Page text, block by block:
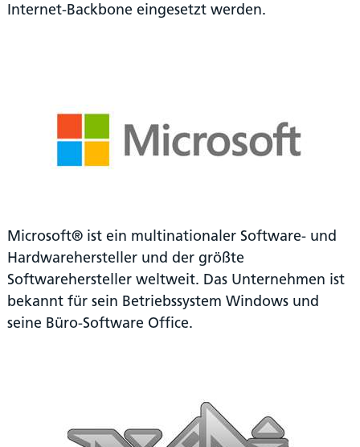
Internet-Backbone eingesetzt werden.
Microsoft® ist ein multinationaler Software- und
Hardwarehersteller und der größte
Softwarehersteller weltweit. Das Unternehmen ist
bekannt für sein Betriebssystem Windows und
seine Büro-Software Office.